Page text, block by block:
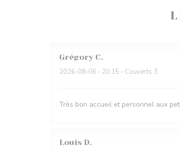
Grégory C
2026-08-06 - 20:15 - Couverts 3
Très bon accueil et personnel aux
Louis D